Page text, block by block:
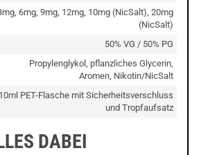
6mg, 9mg, 12mg, 10mg (NicSalt), 20mg
(NicSalt)
50% VG / 50% PG
Propylenglykol, pflanzliches Glycerin,
Aromen, Nikotin/NicSalt
10ml PET-Flasche mit Sicherheitsverschluss
und Tropfaufsatz
DABEI